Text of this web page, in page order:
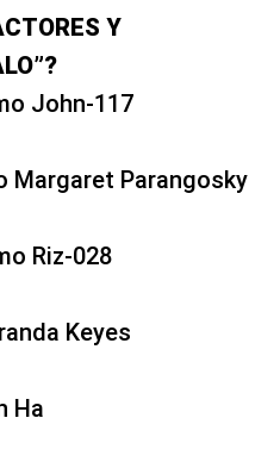
Y
John-117
Margaret Parangosky
Riz-028
Keyes
Ha